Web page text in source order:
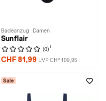
Badeanzug · Damen
Sunflair
(0) 1
CHF 81,99 UVP CHF 109,95
Sale